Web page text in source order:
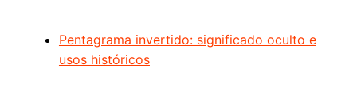
Pentagrama invertido: significado oculto e
usos históricos